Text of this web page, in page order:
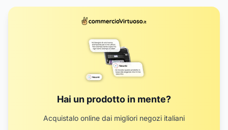
Hai un prodotto in mente?
Acquistalo online dai migliori negozi italiani